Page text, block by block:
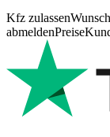
Kfz zulassen
abmeldenPreise